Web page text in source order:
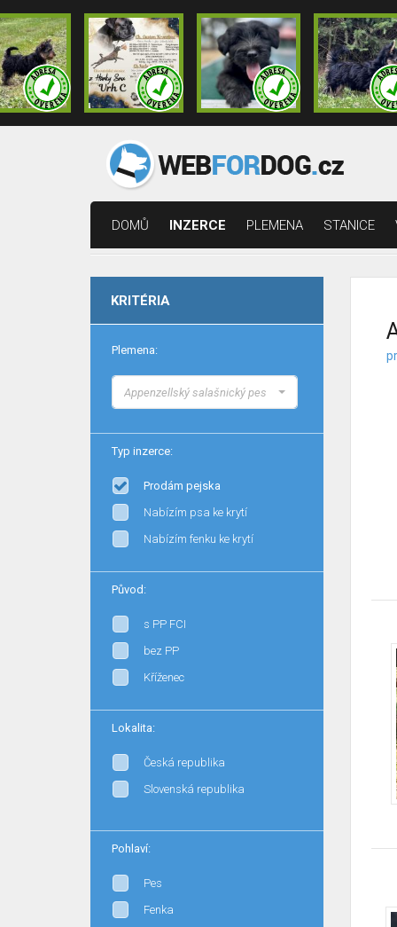
DOMŮ INZERCE PLEMENA STANICE
KRITÉRIA
Plemena:
Appenzellský salašnický pes
Typ inzerce:
Prodám pejska
Nabízím psa ke krytí
Nabízím fenku ke krytí
Původ:
s PP FCI
bez PP
Kříženec
Lokalita:
Česká republika
Slovenská republika
Pohlaví:
Pes
Fenka